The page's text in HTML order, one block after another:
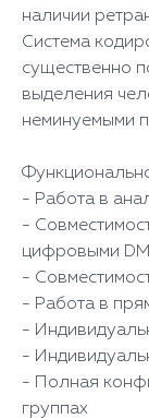
наличии
Система
существенно
выделения
неминуемыми
- Работа в
-
цифровыми
-
- Работа в
-
-
- Полная
группах